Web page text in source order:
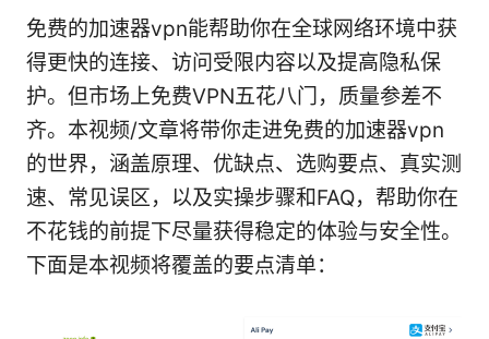
免费的加速器vpn能帮助你在全球网络环境中获
得更快的连接、访问受限内容以及提高隐私保
护。但市场上免费VPN五花八门，质量参差不
齐。本视频/文章将带你走进免费的加速器vpn
的世界，涵盖原理、优缺点、选购要点、真实测
速、常见误区，以及实操步骤和FAQ，帮助你在
不花钱的前提下尽量获得稳定的体验与安全性。
下面是本视频将覆盖的要点清单：